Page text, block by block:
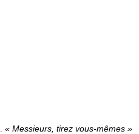
« Messieurs, tirez vous-mêmes »